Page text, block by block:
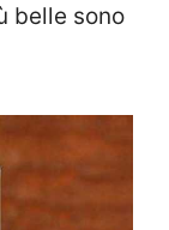
belle sono